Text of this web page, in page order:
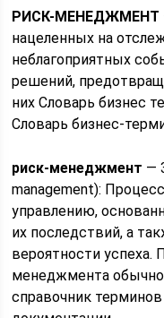
РИСК-МЕНЕДЖМЕНТ
нацеленных на
неблагоприятных
решений,
них Словарь бизнес
Словарь бизнес-
риск-менеджмент —
management):
управлению,
их последствий, а
вероятности
менеджмента обычно
справочник